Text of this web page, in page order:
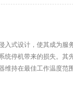
入式设计，使其成为服
统停机带来的损失。其
维持在最佳工作温度范